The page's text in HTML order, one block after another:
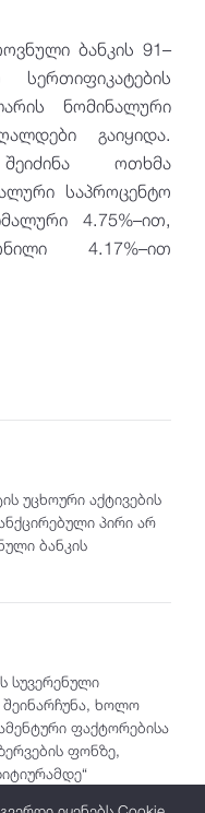
ბანკის 91–
ნომინალური
გაიყიდა.
ოთხმა
საპროცენტო
4.75%–ით,
4.17%–ით
უცხოური აქტივების
პირი არ
ბანკის
სუვერენული
შეინარჩუნა, ხოლო
ფაქტორებისა
ფონზე,